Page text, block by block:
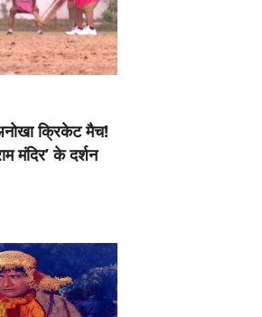
क्रिकेट मैच!
मंदिर’ के दर्शन